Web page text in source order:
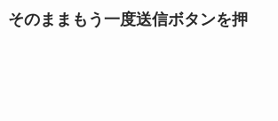
そのままもう一度送信ボタンを押